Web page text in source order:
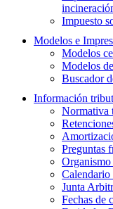
Impuesto
Modelos e
Modelos
Modelos
Buscador
Información
Normativa
Preguntas
Calendario
Junta
Fechas de